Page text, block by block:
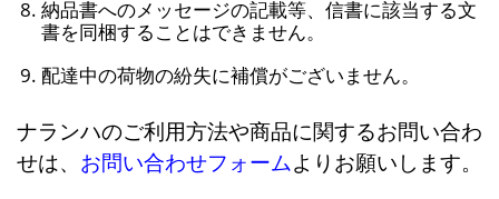
納品書へのメッセージの記載等、信書に該当する文
書を同梱することはできません。
配達中の荷物の紛失に補償がございません。
ナランハのご利用方法や商品に関するお問い合わ
せは、 お問い合わせフォームよりお願いします。